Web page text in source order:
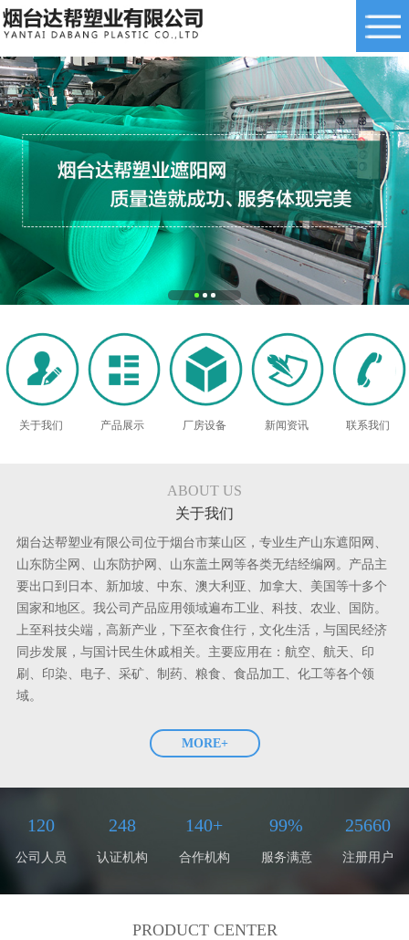
关于我们 产品展示 厂房设备 新闻资讯 联系我们
ABOUT US
关于我们
烟台达帮塑业有限公司位于烟台市莱山区，专业生产山东遮阳网、
山东防尘网、山东防护网、山东盖土网等各类无结经编网。产品主
要出口到日本、新加坡、中东、澳大利亚、加拿大、美国等十多个
国家和地区。我公司产品应用领域遍布工业、科技、农业、国防。
上至科技尖端，高新产业，下至衣食住行，文化生活，与国民经济
同步发展，与国计民生休戚相关。主要应用在：航空、航天、印
刷、印染、电子、采矿、制药、粮食、食品加工、化工等各个领
域。
MORE+
120
公司人员
248
认证机构
140+
合作机构
99%
服务满意
25660
注册用户
PRODUCT CENTER